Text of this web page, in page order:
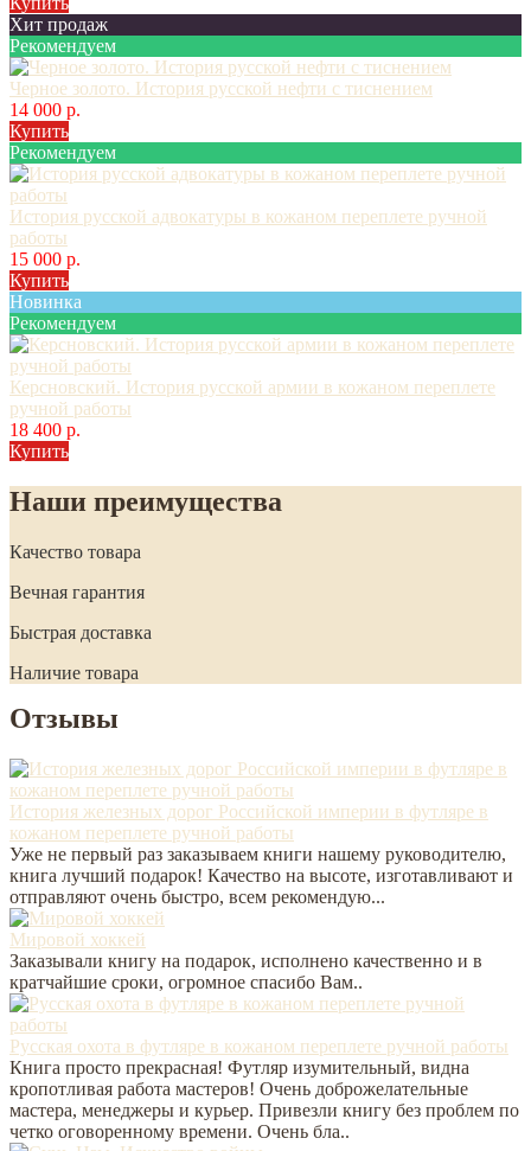
Хит продаж
Рекомендуем
Черное золото. История русской нефти с тиснением
14 000 р.
Купить
Рекомендуем
История русской адвокатуры в кожаном переплете ручной
работы
15 000 р.
Купить
Новинка
Рекомендуем
Керсновский. История русской армии в кожаном переплете
ручной работы
18 400 р.
Купить
Наши преимущества
Качество товара
Вечная гарантия
Быстрая доставка
Наличие товара
Отзывы
История железных дорог Российской империи в футляре в
кожаном переплете ручной работы
Уже не первый раз заказываем книги нашему руководителю,
книга лучший подарок! Качество на высоте, изготавливают и
отправляют очень быстро, всем рекомендую...
Мировой хоккей
Заказывали книгу на подарок, исполнено качественно и в
кратчайшие сроки, огромное спасибо Вам..
Русская охота в футляре в кожаном переплете ручной работы
Книга просто прекрасная! Футляр изумительный, видна
кропотливая работа мастеров! Очень доброжелательные
мастера, менеджеры и курьер. Привезли книгу без проблем по
четко оговоренному времени. Очень бла..